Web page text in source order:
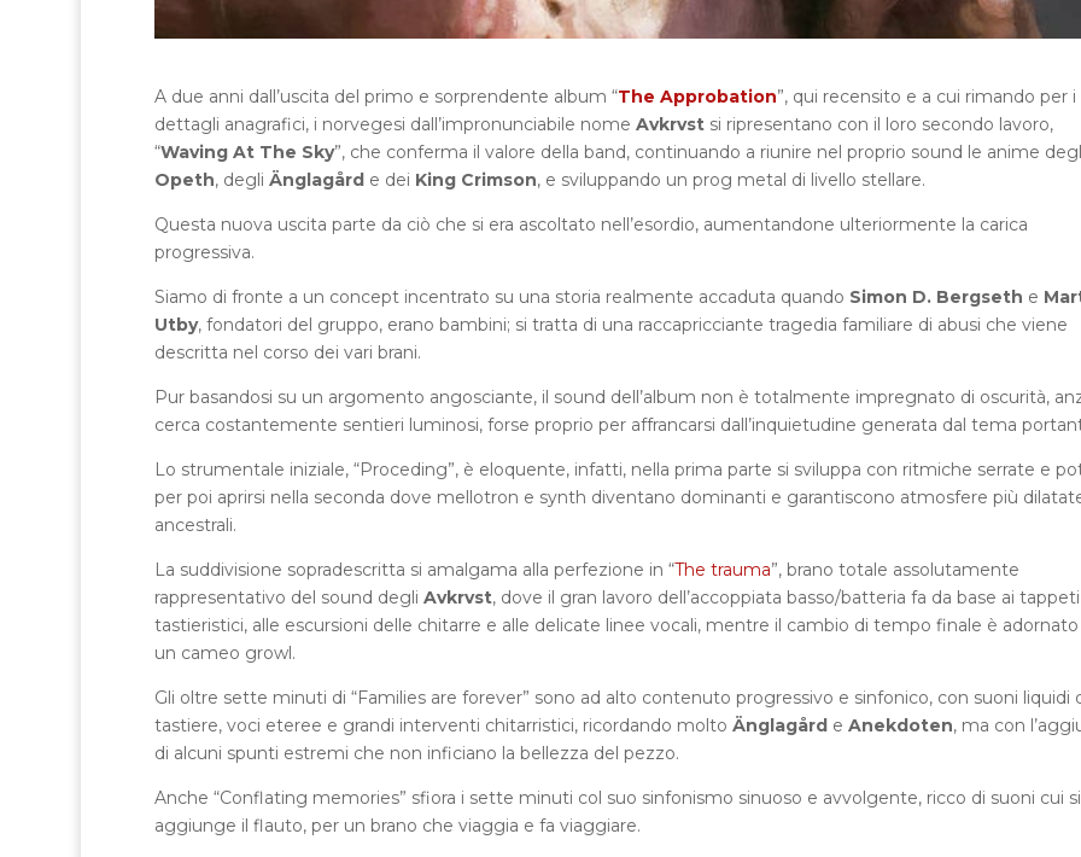
A due anni dall’uscita del primo e sorprendente album “The Approbation”, qui recensito e a cui rimando per i
dettagli anagrafici, i norvegesi dall’impronunciabile nome Avkrvstsi ripresentano con il loro secondo lavoro,
“Waving At The Sky”, che conferma il valore della band, continuando a riunire nel proprio sound le anime
Opeth, degli Änglagårde dei King Crimson, e sviluppando un prog metal di livello stellare.
Questa nuova uscita parte da ciò che si era ascoltato nell’esordio, aumentandone ulteriormente la carica
progressiva.
Siamo di fronte a un concept incentrato su una storia realmente accaduta quando Simon D. Bergseth e
Utby, fondatori del gruppo, erano bambini; si tratta di una raccapricciante tragedia familiare di abusi che viene
descritta nel corso dei vari brani.
Pur basandosi su un argomento angosciante, il sound dell’album non è totalmente impregnato di oscurità,
cerca costantemente sentieri luminosi, forse proprio per affrancarsi dall’inquietudine generata dal tema
Lo strumentale iniziale, “Proceding”, è eloquente, infatti, nella prima parte si sviluppa con ritmiche serrate e
per poi aprirsi nella seconda dove mellotron e synth diventano dominanti e garantiscono atmosfere più
ancestrali.
La suddivisione sopradescritta si amalgama alla perfezione in “The trauma”, brano totale assolutamente
rappresentativo del sound degli Avkrvst, dove il gran lavoro dell’accoppiata basso/batteria fa da base ai tappeti
tastieristici, alle escursioni delle chitarre e alle delicate linee vocali, mentre il cambio di tempo finale è adornato
un cameo growl.
Gli oltre sette minuti di “Families are forever” sono ad alto contenuto progressivo e sinfonico, con suoni liquidi
tastiere, voci eteree e grandi interventi chitarristici, ricordando molto Änglagårde Anekdoten, ma con
di alcuni spunti estremi che non inficiano la bellezza del pezzo.
Anche “Conflating memories” sfiora i sette minuti col suo sinfonismo sinuoso e avvolgente, ricco di suoni cui si
aggiunge il flauto, per un brano che viaggia e fa viaggiare.